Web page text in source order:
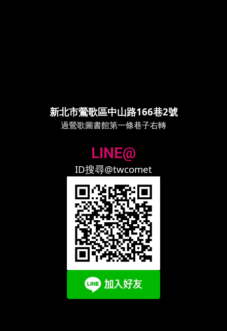
新北市鶯歌區中山路166巷2號
過鶯歌圖書館第一條巷子右轉
LINE@
ID搜尋@twcomet